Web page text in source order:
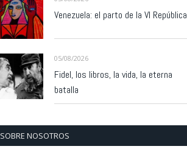
Venezuela: el parto de la VI República
05/08/2026
Fidel, los libros, la vida, la eterna
batalla
SOBRE NOSOTROS